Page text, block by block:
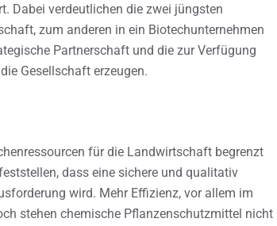
Dabei verdeutlichen die zwei jüngsten
zum anderen in ein Biotechunternehmen
Partnerschaft und die zur Verfügung
Gesellschaft erzeugen.
für die Landwirtschaft begrenzt
dass eine sichere und qualitativ
wird. Mehr Effizienz, vor allem im
stehen chemische Pflanzenschutzmittel nicht